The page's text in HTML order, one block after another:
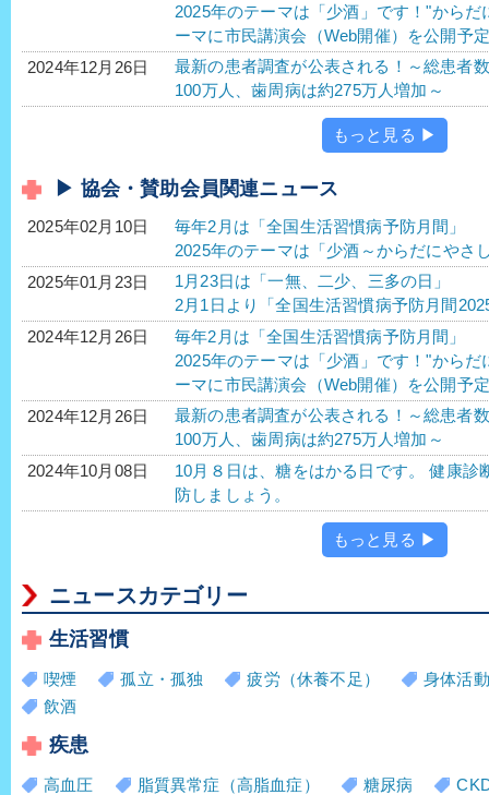
2025年のテーマは「少酒」です！"から
ーマに市民講演会（Web開催）を公開予定
2024年12月26日
最新の患者調査が公表される！～総患者
100万人、歯周病は約275万人増加～
もっと見る ▶
▶ 協会・賛助会員関連ニュース
2025年02月10日
毎年2月は「全国生活習慣病予防月間」
2025年のテーマは「少酒～からだにやさ
2025年01月23日
1月23日は「一無、二少、三多の日」
2月1日より「全国生活習慣病予防月間
2024年12月26日
毎年2月は「全国生活習慣病予防月間」
2025年のテーマは「少酒」です！"から
ーマに市民講演会（Web開催）を公開予定
2024年12月26日
最新の患者調査が公表される！～総患者
100万人、歯周病は約275万人増加～
2024年10月08日
10月８日は、糖をはかる日です。 健康
防しましょう。
もっと見る ▶
ニュースカテゴリー
生活習慣
喫煙 孤立・孤独 疲労（休養不足）
身体活
飲酒
疾患
高血圧 脂質異常症（高脂血症） 糖尿病